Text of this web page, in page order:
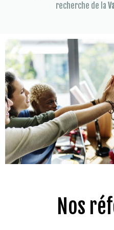
recherche de la
Nos